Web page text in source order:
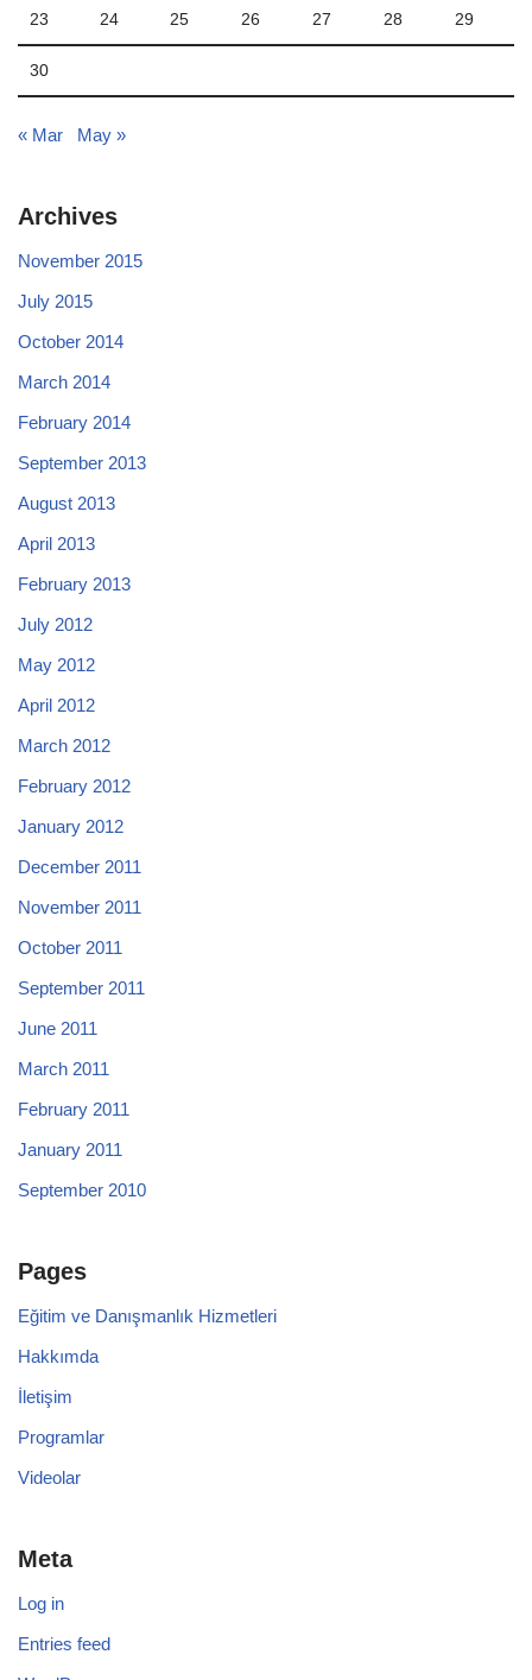
23 24 25 26 27 28 29
30
« Mar May »
Archives
November 2015
July 2015
October 2014
March 2014
February 2014
September 2013
August 2013
April 2013
February 2013
July 2012
May 2012
April 2012
March 2012
February 2012
January 2012
December 2011
November 2011
October 2011
September 2011
June 2011
March 2011
February 2011
January 2011
September 2010
Pages
Eğitim ve Danışmanlık Hizmetleri
Hakkımda
İletişim
Programlar
Videolar
Meta
Log in
Entries feed